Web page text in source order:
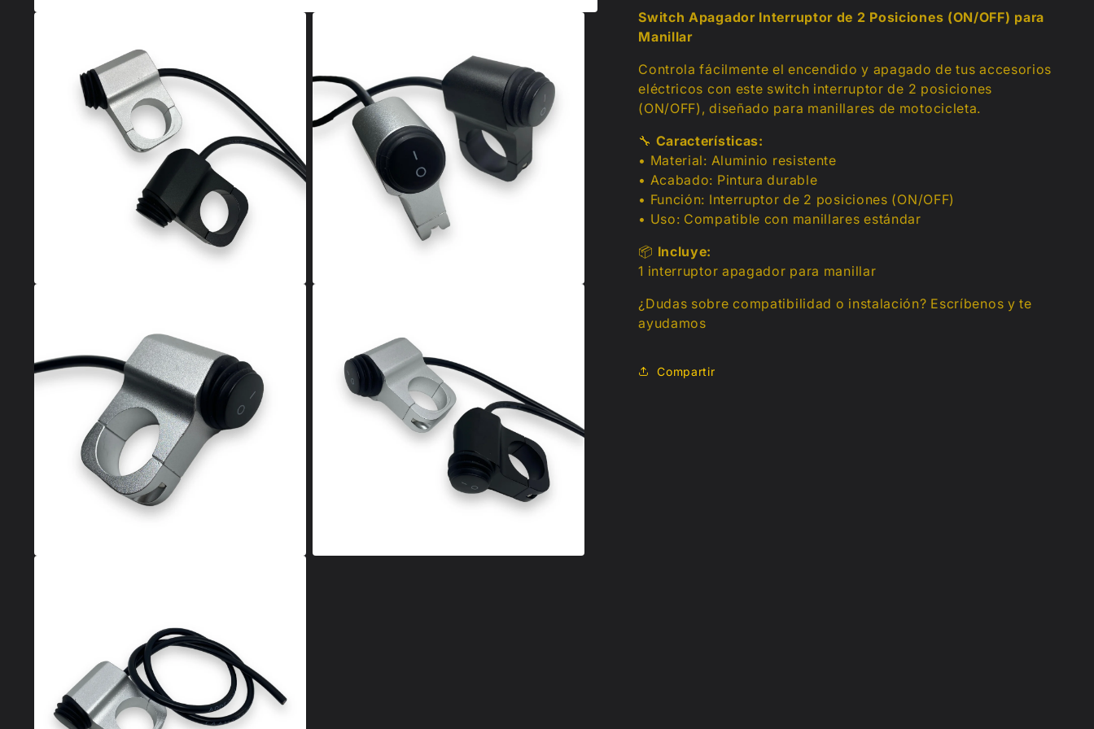
Switch Apagador Interruptor de 2 Posiciones (ON/OFF) para
Manillar
Controla fácilmente el encendido y apagado de tus accesorios
eléctricos con este switch interruptor de 2 posiciones
(ON/OFF), diseñado para manillares de motocicleta.
🔧 Características:
• Material: Aluminio resistente
• Acabado: Pintura durable
• Función: Interruptor de 2 posiciones (ON/OFF)
• Uso: Compatible con manillares estándar
📦 Incluye:
1 interruptor apagador para manillar
¿Dudas sobre compatibilidad o instalación? Escríbenos y te
ayudamos
Compartir